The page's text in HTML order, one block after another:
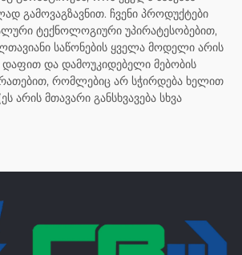
გამოვაგზავნით. ჩვენი პროდუქტები
ტექნოლოგიური უპირატესობებით,
საწონების ყველა მოდელი არის
დაფით და დამოუკიდებელი მებობის
რომლებიც არ სჭირდება ხელით
არის მთავარი განსხვავება სხვა